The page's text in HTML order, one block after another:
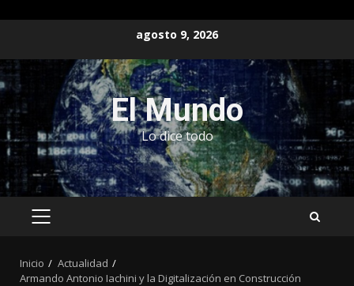
contenido
agosto 9, 2026
El Mundo
Lo dice todo
MENÚ
Inicio
Actualidad
Armando Antonio Iachini y la Digitalización en Construcción